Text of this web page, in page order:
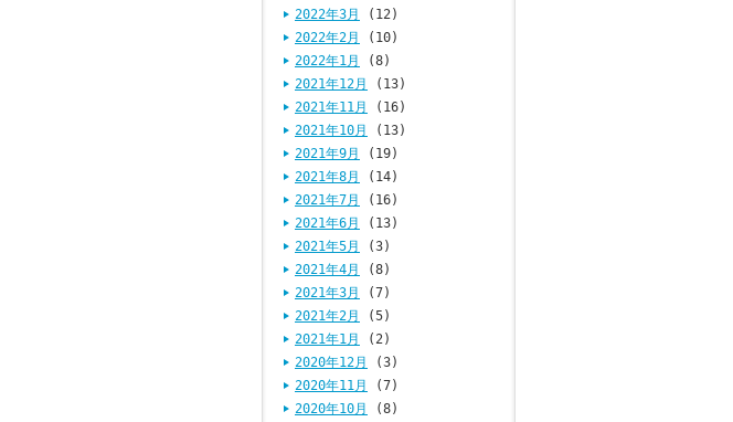
2022年3月
(12)
2022年2月
(10)
2022年1月
(8)
2021年12月
(13)
2021年11月
(16)
2021年10月
(13)
2021年9月
(19)
2021年8月
(14)
2021年7月
(16)
2021年6月
(13)
2021年5月
(3)
2021年4月
(8)
2021年3月
(7)
2021年2月
(5)
2021年1月
(2)
2020年12月
(3)
2020年11月
(7)
2020年10月
(8)